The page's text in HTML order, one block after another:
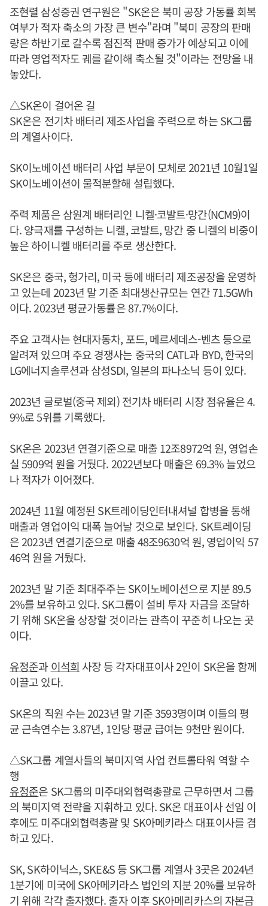
조현렬 삼성증권 연구원은 "SK온은 북미 공장 가동률 회복
여부가 적자 축소의 가장 큰 변수"라며 "북미 공장의 판매
량은 하반기로 갈수록 점진적 판매 증가가 예상되고 이에
따라 영업적자도 궤를 같이해 축소될 것"이라는 전망을 내
놓았다.
△SK온이 걸어온 길
SK온은 전기차 배터리 제조사업을 주력으로 하는 SK그룹
의 계열사이다.
SK이노베이션 배터리 사업 부문이 모체로 2021년 10월1일
SK이노베이션이 물적분할해 설립했다.
주력 제품은 삼원계 배터리인 니켈·코발트·망간(NCM9)이
다. 양극재를 구성하는 니켈, 코발트, 망간 중 니켈의 비중이
높은 하이니켈 배터리를 주로 생산한다.
SK온은 중국, 헝가리, 미국 등에 배터리 제조공장을 운영하
고 있는데 2023년 말 기준 최대생산규모는 연간 71.5GWh
이다. 2023년 평균가동률은 87.7%이다.
주요 고객사는 현대자동차, 포드, 메르세데스-벤츠 등으로
알려져 있으며 주요 경쟁사는 중국의 CATL과 BYD, 한국의
LG에너지솔루션과 삼성SDI, 일본의 파나소닉 등이 있다.
2023년 글로벌(중국 제외) 전기차 배터리 시장 점유율은 4.
9%로 5위를 기록했다.
SK온은 2023년 연결기준으로 매출 12조8972억 원, 영업손
실 5909억 원을 거뒀다. 2022년보다 매출은 69.3% 늘었으
나 적자가 이어졌다.
2024년 11월 예정된 SK트레이딩인터내셔널 합병을 통해
매출과 영업이익 대폭 늘어날 것으로 보인다. SK트레이딩
은 2023년 연결기준으로 매출 48조9630억 원, 영업이익 57
46억 원을 거뒀다.
2023년 말 기준 최대주주는 SK이노베이션으로 지분 89.5
2%를 보유하고 있다. SK그룹이 설비 투자 자금을 조달하
기 위해 SK온을 상장할 것이라는 관측이 꾸준히 나오는 곳
이다.
유정준과 이석희 사장 등 각자대표이사 2인이 SK온을 함께
이끌고 있다.
SK온의 직원 수는 2023년 말 기준 3593명이며 이들의 평
균 근속연수는 3.87년, 1인당 평균 급여는 9천만 원이다.
△SK그룹 계열사들의 북미지역 사업 컨트롤타워 역할 수
행
유정준은 SK그룹의 미주대외협력총괄로 근무하면서 그룹
의 북미지역 전략을 지휘하고 있다. SK온 대표이사 선임 이
후에도 미주대외협력총괄 및 SK아메키라스 대표이사를 겸
하고 있다.
SK, SK하이닉스, SKE&S 등 SK그룹 계열사 3곳은 2024년
1분기에 미국에 SK아메키라스 법인의 지분 20%를 보유하
기 위해 각각 출자했다. 출자 이후 SK아메리카스의 자본금